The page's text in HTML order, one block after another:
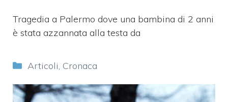
Tragedia a Palermo dove una bambina di 2 anni
è stata azzannata alla testa da
Categorie
Articoli, Cronaca